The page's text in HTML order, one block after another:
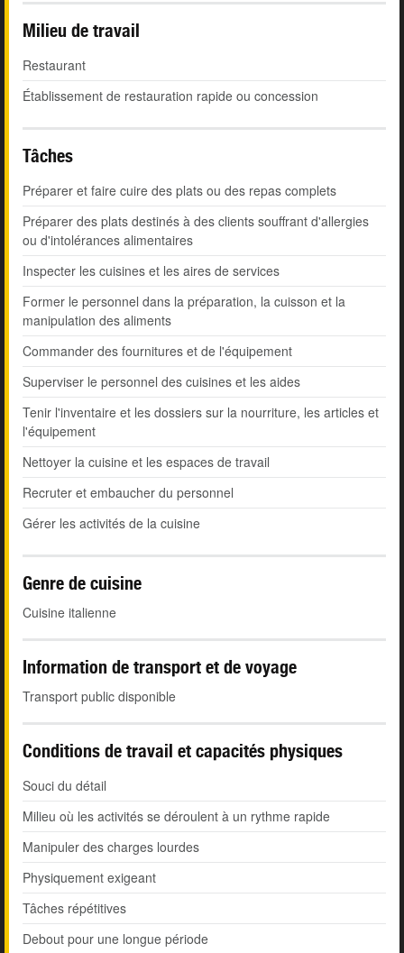
Milieu de travail
Restaurant
Établissement de restauration rapide ou concession
Tâches
Préparer et faire cuire des plats ou des repas complets
Préparer des plats destinés à des clients souffrant d'allergies
ou d'intolérances alimentaires
Inspecter les cuisines et les aires de services
Former le personnel dans la préparation, la cuisson et la
manipulation des aliments
Commander des fournitures et de l'équipement
Superviser le personnel des cuisines et les aides
Tenir l'inventaire et les dossiers sur la nourriture, les articles et
l'équipement
Nettoyer la cuisine et les espaces de travail
Recruter et embaucher du personnel
Gérer les activités de la cuisine
Genre de cuisine
Cuisine italienne
Information de transport et de voyage
Transport public disponible
Conditions de travail et capacités physiques
Souci du détail
Milieu où les activités se déroulent à un rythme rapide
Manipuler des charges lourdes
Physiquement exigeant
Tâches répétitives
Debout pour une longue période